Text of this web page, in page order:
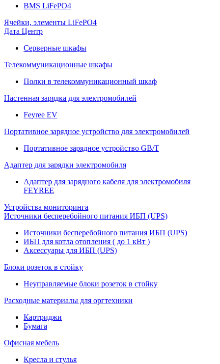
BMS LiFePO4
Ячейки, элементы LiFePO4
Дата Центр
Серверные шкафы
Телекоммуникационные шкафы
Полки в телекоммуникационный шкаф
Настенная зарядка для электромобилей
Feyree EV
Портативное зарядное устройство для электромобилей
Портативное зарядное устройство GB/T
Адаптер для зарядки электромобиля
Адаптер для зарядного кабеля для электромобиля
FEYREE
Устройства мониторинга
Источники бесперебойного питания ИБП (UPS)
Источники бесперебойного питания ИБП (UPS)
ИБП для котла отопления ( до 1 кВт )
Аксессуары для ИБП (UPS)
Блоки розеток в стойку
Неуправляемые блоки розеток в стойку
Расходные материалы для оргтехники
Картриджи
Бумага
Офисная мебель
Кресла и стулья